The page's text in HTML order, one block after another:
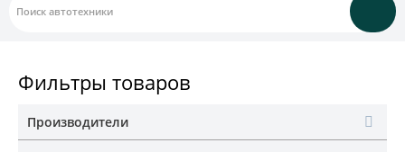
Фильтры товаров
Производители